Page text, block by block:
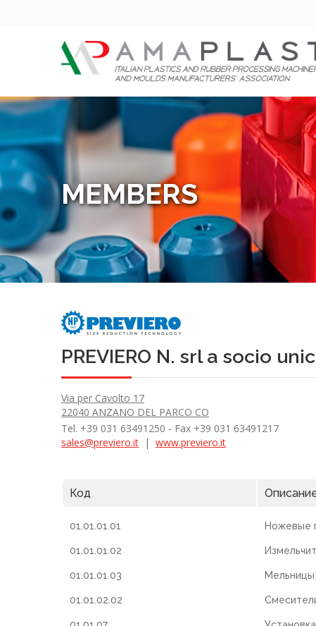
MEMBERS
PREVIERO N. srl a socio
Via per Cavolto 17
22040 ANZANO DEL PARCO CO
Tel. +39 031 63491250 - Fax +39 031 63491217
sales@previero.it | www.previero.it
Код
01.01.01.01 Ножевые
01.01.01.02
01.01.01.03 Мельницы
01.01.02.02